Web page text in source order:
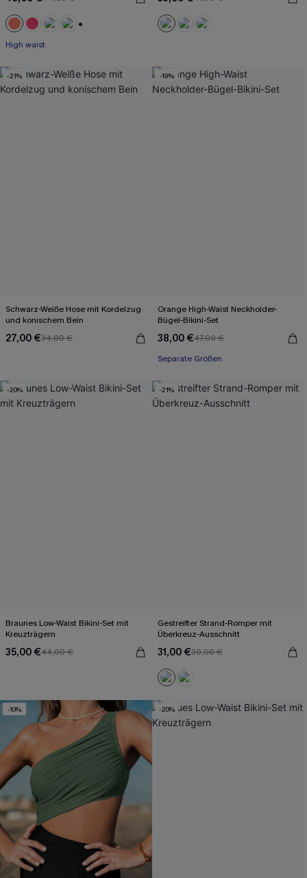
High waist
-21%
Schwarz-Weiße Hose mit Kordelzug
und konischem Bein
27,00 €34,00 €
-19%
Orange High-Waist Neckholder-
Bügel-Bikini-Set
38,00 €47,00 €
Separate Größen
-20%
Braunes Low-Waist Bikini-Set mit
Kreuzträgern
35,00 €44,00 €
-21%
Gestreifter Strand-Romper mit
Überkreuz-Ausschnitt
31,00 €39,00 €
-10% -20%